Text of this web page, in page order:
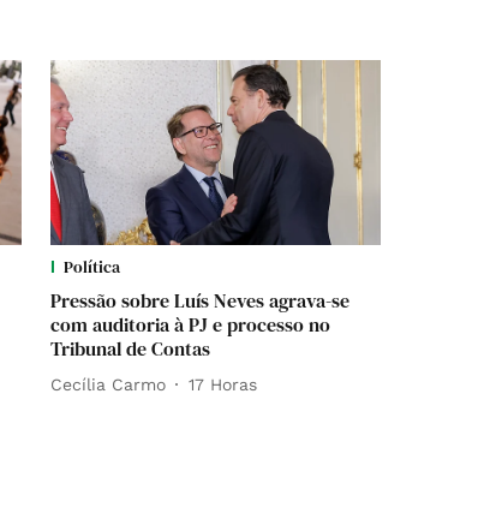
Política
Pressão sobre Luís Neves agrava-se
com auditoria à PJ e processo no
Tribunal de Contas
Cecília Carmo 17 Horas